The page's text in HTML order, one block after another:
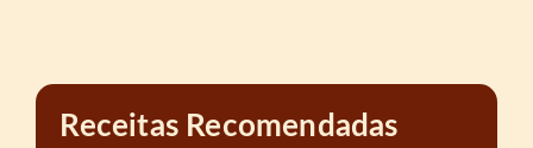
Receitas Recomendadas